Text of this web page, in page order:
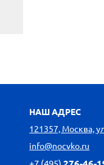
НАШ АДРЕС
121357, Москва,
info@nocvko.ru